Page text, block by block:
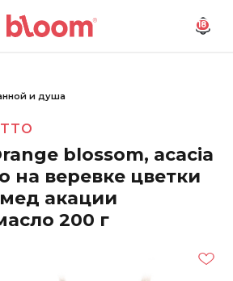
18
и душа
blossom, acacia
на веревке цветки
акации
200 г